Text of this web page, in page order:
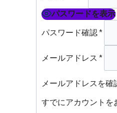
パスワードを表示
パスワード確認*
メールアドレス *
メールアドレスを確
すでにアカウントを